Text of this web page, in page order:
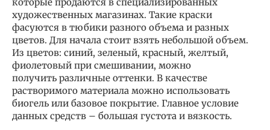
которые продаются в специализированных
художественных магазинах. Такие краски
фасуются в тюбики разного объема и разных
цветов. Для начала стоит взять небольшой объем.
Из цветов: синий, зеленый, красный, желтый,
фиолетовый при смешивании, можно
получить различные оттенки. В качестве
растворимого материала можно использовать
биогель или базовое покрытие. Главное условие
данных средств – большая густота и вязкость.